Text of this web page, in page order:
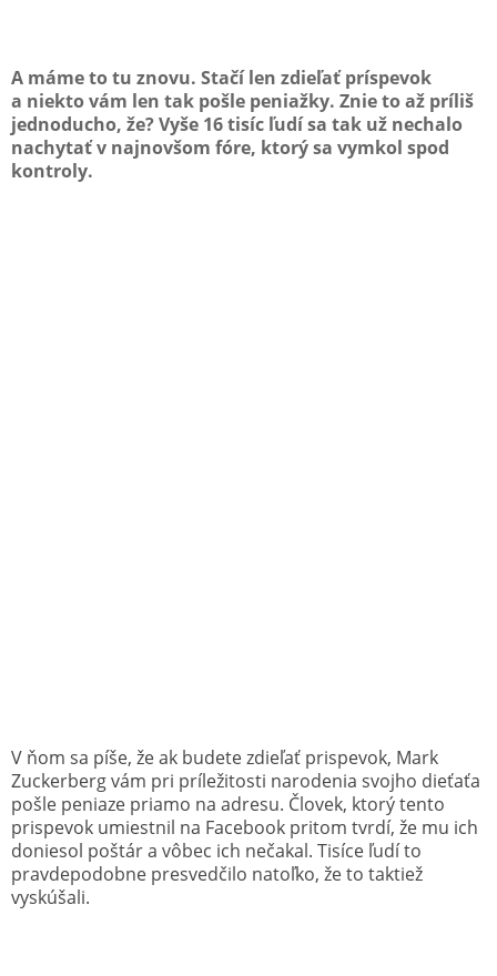
A máme to tu znovu. Stačí len zdieľať príspevok
a niekto vám len tak pošle peniažky. Znie to až príliš
jednoducho, že? Vyše 16 tisíc ľudí sa tak už nechalo
nachytať v najnovšom fóre, ktorý sa vymkol spod
kontroly.
V ňom sa píše, že ak budete zdieľať prispevok, Mark
Zuckerberg vám pri príležitosti narodenia svojho dieťaťa
pošle peniaze priamo na adresu. Človek, ktorý tento
prispevok umiestnil na Facebook pritom tvrdí, že mu ich
doniesol poštár a vôbec ich nečakal. Tisíce ľudí to
pravdepodobne presvedčilo natoľko, že to taktiež
vyskúšali.